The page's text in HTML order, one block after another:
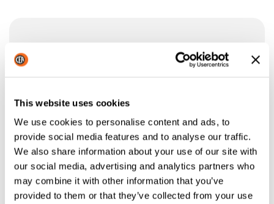
This website uses cookies
We use cookies to personalise content and ads, to
provide social media features and to analyse our traffic.
We also share information about your use of our site with
our social media, advertising and analytics partners who
may combine it with other information that you’ve
provided to them or that they’ve collected from your use